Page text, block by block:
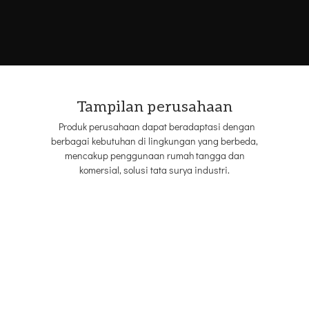
Tampilan perusahaan
Produk perusahaan dapat beradaptasi dengan
berbagai kebutuhan di lingkungan yang berbeda,
mencakup penggunaan rumah tangga dan
komersial, solusi tata surya industri.